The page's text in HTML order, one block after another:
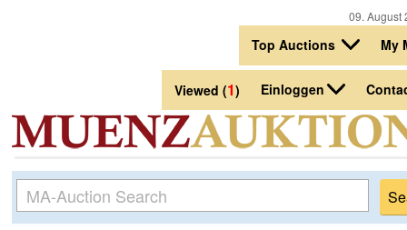
09.
Top Auctions My
Viewed (1) Einloggen